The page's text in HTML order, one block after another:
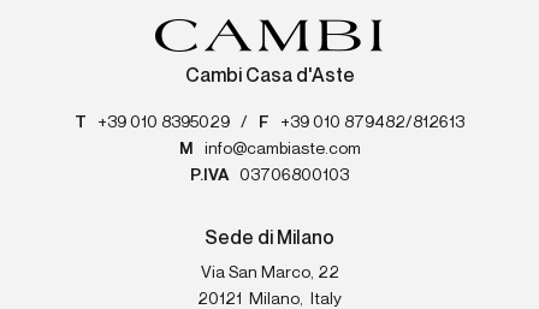
Cambi Casa d'Aste
T +39 010 8395029 / F
+39 010 879482/812613
M
info@cambiaste.com
P.IVA
03706800103
Sede di Milano
Via San Marco, 22
20121
Milano,
Italy